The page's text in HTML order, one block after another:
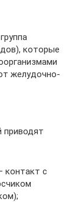
которые
желудочно-
приводят
контакт с